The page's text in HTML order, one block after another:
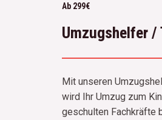
Ab 299€
Umzugshelfer /
Mit unseren
wird Ihr Umzug zum
geschulten Fachkräfte